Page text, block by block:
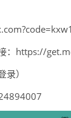
：https://
录）